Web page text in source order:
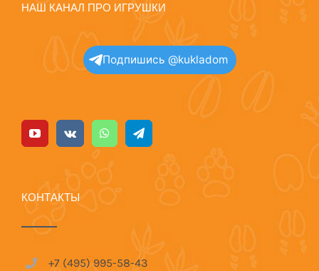
НАШ КАНАЛ ПРО ИГРУШКИ
Подпишись @kukladom
КОНТАКТЫ
+7 (495) 995-58-43